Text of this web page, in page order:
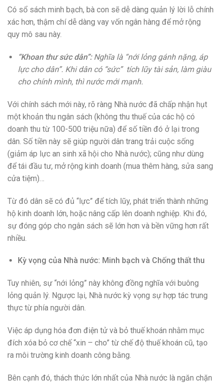
Có sổ sách minh bạch, bà con sẽ dễ dàng quản lý lời lỗ chính
xác hơn, thậm chí dễ dàng vay vốn ngân hàng để mở rộng
quy mô sau này.
“Khoan thư sức dân”:Nghĩa là “nới lỏng gánh nặng, áp
lực cho dân”. Khi dân có “sức” tích lũy tài sản, làm giàu
cho chính mình, thì nước mới mạnh.
Với chính sách mới này, rõ ràng Nhà nước đã chấp nhận hụt
một khoản thu ngân sách (không thu thuế của các hộ có
doanh thu từ 100-500 triệu nữa) để số tiền đó ở lại trong
dân. Số tiền này sẽ giúp người dân trang trải cuộc sống
(giảm áp lực an sinh xã hội cho Nhà nước); cũng như dùng
để tái đầu tư, mở rộng kinh doanh (mua thêm hàng, sửa sang
cửa tiệm)…
Từ đó dân sẽ có đủ “lực” để tích lũy, phát triển thành những
hộ kinh doanh lớn, hoặc nâng cấp lên doanh nghiệp. Khi đó,
sự đóng góp cho ngân sách sẽ lớn hơn và bền vững hơn rất
nhiều.
Kỳ vọng của Nhà nước: Minh bạch và Chống thất thu
Tuy nhiên, sự “nới lỏng” này không đồng nghĩa với buông
lỏng quản lý. Ngược lại, Nhà nước kỳ vọng sự hợp tác trung
thực từ phía người dân.
Việc áp dụng hóa đơn điện tử và bỏ thuế khoán nhằm mục
đích xóa bỏ cơ chế “xin – cho” từ chế độ thuế khoán cũ, tạo
ra môi trường kinh doanh công bằng.
Bên cạnh đó, thách thức lớn nhất của Nhà nước là ngăn chặn